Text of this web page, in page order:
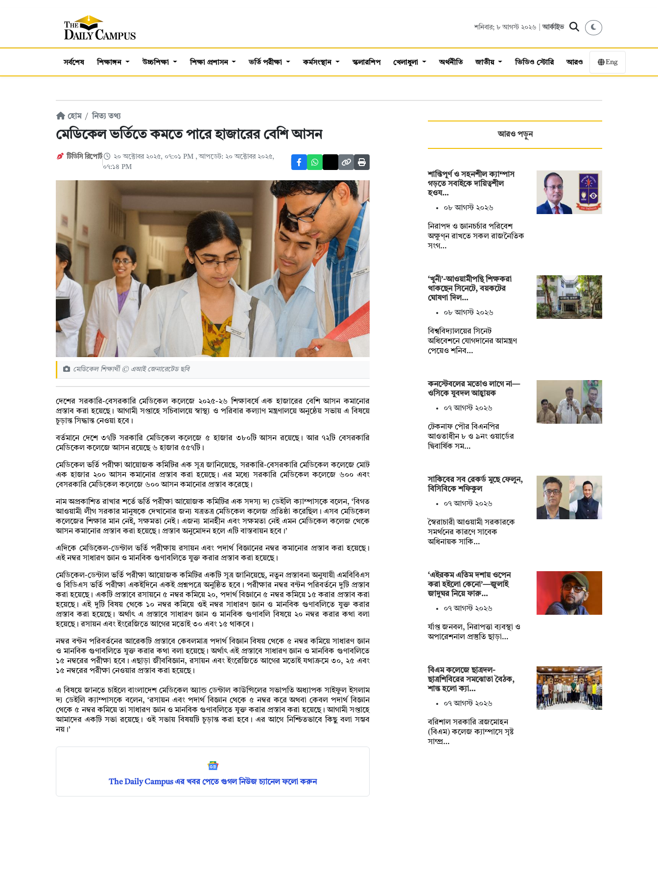
শনিবার; ৮ আগস্ট ২০২৬ |আর্কাইভ
সর্বশেষ শিক্ষাঙ্গন উচ্চশিক্ষা শিক্ষা প্রশাসন ভর্তি পরীক্ষা কর্মসংস্থান স্কলারশিপ খেলাধুলা অর্থনীতি জাতীয় ভিডিও স্টোরি আরও Eng
হোম নিত্য তথ্য
মেডিকেল ভর্তিতে কমতে পারে হাজারের বেশি আসন
টিডিসি রিপোর্ট ২০ অক্টোবর ২০২৫, ০৭:০১ PM , আপডেট: ২০ অক্টোবর ২০২৫,
০৭:১৪ PM
মেডিকেল শিক্ষার্থী © এআই জেনারেটেড ছবি
দেশের সরকারি-বেসরকারি মেডিকেল কলেজে ২০২৫-২৬ শিক্ষাবর্ষে এক হাজারের বেশি আসন কমানোর
প্রস্তাব করা হয়েছে। আগামী সপ্তাহে সচিবালয়ে স্বাস্থ্য ও পরিবার কল্যাণ মন্ত্রণালয়ে অনুষ্ঠেয় সভায় এ বিষয়ে
চূড়ান্ত সিদ্ধান্ত নেওয়া হবে।
বর্তমানে দেশে ৩৭টি সরকারি মেডিকেল কলেজে ৫ হাজার ৩৮০টি আসন রয়েছে। আর ৭২টি বেসরকারি
মেডিকেল কলেজে আসন রয়েছে ৬ হাজার ৫৫৭টি।
মেডিকেল ভর্তি পরীক্ষা আয়োজক কমিটির এক সূত্র জানিয়েছে, সরকারি-বেসরকারি মেডিকেল কলেজে মোট
এক হাজার ২০০ আসন কমানোর প্রস্তাব করা হয়েছে। এর মধ্যে সরকারি মেডিকেল কলেজে ৬০০ এবং
বেসরকারি মেডিকেল কলেজে ৬০০ আসন কমানোর প্রস্তাব করেছে।
নাম অপ্রকাশিত রাখার শর্তে ভর্তি পরীক্ষা আয়োজক কমিটির এক সদস্য দ্য ডেইলি ক্যাম্পাসকে বলেন, ‘বিগত
আওয়ামী লীগ সরকার মানুষকে দেখানোর জন্য যত্রতত্র মেডিকেল কলেজ প্রতিষ্ঠা করেছিল। এসব মেডিকেল
কলেজের শিক্ষার মান নেই, সক্ষমতা নেই। এজন্য মানহীন এবং সক্ষমতা নেই এমন মেডিকেল কলেজ থেকে
আসন কমানোর প্রস্তাব করা হয়েছে। প্রস্তাব অনুমোদন হলে এটি বাস্তবায়ন হবে।’
এদিকে মেডিকেল-ডেন্টাল ভর্তি পরীক্ষায় রসায়ন এবং পদার্থ বিজ্ঞানের নম্বর কমানোর প্রস্তাব করা হয়েছে।
এই নম্বর সাধারণ জ্ঞান ও মানবিক গুণাবলিতে যুক্ত করার প্রস্তাব করা হয়েছে।
মেডিকেল-ডেন্টাল ভর্তি পরীক্ষা আয়োজক কমিটির একটি সূত্র জানিয়েছে, নতুন প্রস্তাবনা অনুযায়ী এমবিবিএস
ও বিডিএস ভর্তি পরীক্ষা একইদিনে একই প্রশ্নপত্রে অনুষ্ঠিত হবে। পরীক্ষার নম্বর বন্টন পরিবর্তনে দুটি প্রস্তাব
করা হয়েছে। একটি প্রস্তাবে রসায়নে ৫ নম্বর কমিয়ে ২০, পদার্থ বিজ্ঞানে ৫ নম্বর কমিয়ে ১৫ করার প্রস্তাব করা
হয়েছে। এই দুটি বিষয় থেকে ১০ নম্বর কমিয়ে ওই নম্বর সাধারণ জ্ঞান ও মানবিক গুণাবলিতে যুক্ত করার
প্রস্তাব করা হয়েছে। অর্থাৎ এ প্রস্তাবে সাধারণ জ্ঞান ও মানবিক গুণাবলি বিষয়ে ২০ নম্বর করার কথা বলা
হয়েছে। রসায়ন এবং ইংরেজিতে আগের মতোই ৩০ এবং ১৫ থাকবে।
নম্বর বন্টন পরিবর্তনের আরেকটি প্রস্তাবে কেবলমাত্র পদার্থ বিজ্ঞান বিষয় থেকে ৫ নম্বর কমিয়ে সাধারণ জ্ঞান
ও মানবিক গুণাবলিতে যুক্ত করার কথা বলা হয়েছে। অর্থাৎ এই প্রস্তাবে সাধারণ জ্ঞান ও মানবিক গুণাবলিতে
১৫ নম্বরের পরীক্ষা হবে। এছাড়া জীববিজ্ঞান, রসায়ন এবং ইংরেজিতে আগের মতোই যথাক্রমে ৩০, ২৫ এবং
১৫ নম্বরের পরীক্ষা নেওয়ার প্রস্তাব করা হয়েছে।
এ বিষয়ে জানতে চাইলে বাংলাদেশ মেডিকেল অ্যান্ড ডেন্টাল কাউন্সিলের সভাপতি অধ্যাপক সাইফুল ইসলাম
দ্য ডেইলি ক্যাম্পাসকে বলেন, ‘রসায়ন এবং পদার্থ বিজ্ঞান থেকে ৫ নম্বর করে অথবা কেবল পদার্থ বিজ্ঞান
থেকে ৫ নম্বর কমিয়ে তা সাধারণ জ্ঞান ও মানবিক গুণাবলিতে যুক্ত করার প্রস্তাব করা হয়েছে। আগামী সপ্তাহে
আমাদের একটি সভা রয়েছে। ওই সভায় বিষয়টি চূড়ান্ত করা হবে। এর আগে নিশ্চিতভাবে কিছু বলা সম্ভব
নয়।’
The Daily Campus এর খবর পেতে গুগল নিউজ চ্যানেল ফলো করুন
আরও পড়ুন
শান্তিপূর্ণ ও সহনশীল ক্যাম্পাস
গড়তে সবাইকে দায়িত্বশীল
হওয…
০৮ আগস্ট ২০২৬
নিরাপদ ও জ্ঞানচর্চার পরিবেশ
অক্ষুণ্ন রাখতে সকল রাজনৈতিক
সংগ…
‘খুনী’-আওয়ামীপন্থি শিক্ষকরা
থাকছেন সিনেটে, বয়কটের
ঘোষণা দিল…
০৮ আগস্ট ২০২৬
বিশ্ববিদ্যালয়ের সিনেট
অধিবেশনে যোগদানের আমন্ত্রণ
পেয়েও শনিব…
কনস্টেবলের মতোও লাগে না—
ওসিকে যুবদল আহ্বায়ক
০৭ আগস্ট ২০২৬
টেকনাফ পৌর বিএনপির
আওতাধীন ৮ ও ৯নং ওয়ার্ডের
দ্বিবার্ষিক সম…
সাকিবের সব রেকর্ড মুছে ফেলুন,
বিসিবিকে শফিকুল
০৭ আগস্ট ২০২৬
স্বৈরাচারী আওয়ামী সরকারকে
সমর্থনের কারণে সাবেক
অধিনায়ক সাকি…
‘এইরকম এতিম দশায় ওপেন
করা হইলো কেনো’—জুলাই
জাদুঘর নিয়ে ফারু…
০৭ আগস্ট ২০২৬
র্যাপ্ত জনবল, নিরাপত্তা ব্যবস্থা ও
অপারেশনাল প্রস্তুতি ছাড়া…
বিএম কলেজে ছাত্রদল-
ছাত্রশিবিরের সমঝোতা বৈঠক,
শান্ত হলো ক্যা…
০৭ আগস্ট ২০২৬
বরিশাল সরকারি ব্রজমোহন
(বিএম) কলেজ ক্যাম্পাসে সৃষ্ট
সাম্প্র…